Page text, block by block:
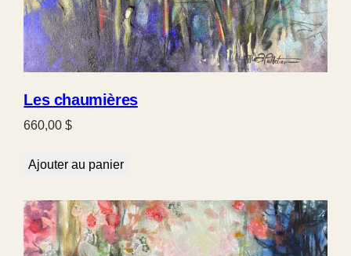
Les chaumières
660,00$
Ajouter au panier